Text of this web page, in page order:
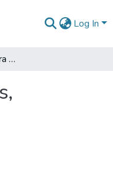
Log In
Propuesta de mejora para disminuir devoluciones, reprocesos, sobrecostos y desprecio en el proceso de empaque